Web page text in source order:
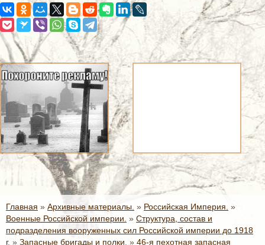
Главная » Архивные материалы. » Российская Империя. »
Военные Российской империи. » Структура, состав и
подразделения вооруженных сил Российской империи до 1918
г. » Запасные бригады и полки. » 46-я пехотная запасная